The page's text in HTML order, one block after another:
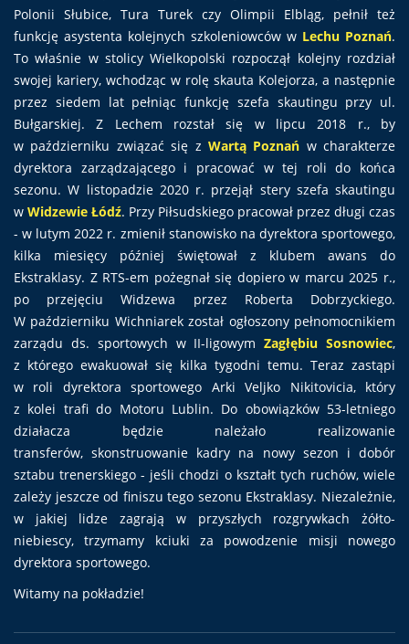
Polonii Słubice, Tura Turek czy Olimpii Elbląg, pełnił też
funkcję asystenta kolejnych szkoleniowców w Lechu Poznań.
To właśnie w stolicy Wielkopolski rozpoczął kolejny rozdział
swojej kariery, wchodząc w rolę skauta Kolejorza, a następnie
przez siedem lat pełniąc funkcję szefa skautingu przy ul.
Bułgarskiej. Z Lechem rozstał się w lipcu 2018 r., by
w październiku związać się z Wartą Poznań w charakterze
dyrektora zarządzającego i pracować w tej roli do końca
sezonu. W listopadzie 2020 r. przejął stery szefa skautingu
w Widzewie Łódź. Przy Piłsudskiego pracował przez długi czas
- w lutym 2022 r. zmienił stanowisko na dyrektora sportowego,
kilka miesięcy później świętował z klubem awans do
Ekstraklasy. Z RTS-em pożegnał się dopiero w marcu 2025 r.,
po przejęciu Widzewa przez Roberta Dobrzyckiego.
W październiku Wichniarek został ogłoszony pełnomocnikiem
zarządu ds. sportowych w II-ligowymZagłębiu Sosnowiec,
z którego ewakuował się kilka tygodni temu. Teraz zastąpi
w roli dyrektora sportowego Arki Veljko Nikitovicia, który
z kolei trafi do Motoru Lublin. Do obowiązków 53-letniego
działacza będzie należało realizowanie
transferów, skonstruowanie kadry na nowy sezon i dobór
sztabu trenerskiego - jeśli chodzi o kształt tych ruchów, wiele
zależy jeszcze od finiszu tego sezonu Ekstraklasy. Niezależnie,
w jakiej lidze zagrają w przyszłych rozgrywkach żółto-
niebiescy, trzymamy kciuki za powodzenie misji nowego
dyrektora sportowego.
Witamy na pokładzie!